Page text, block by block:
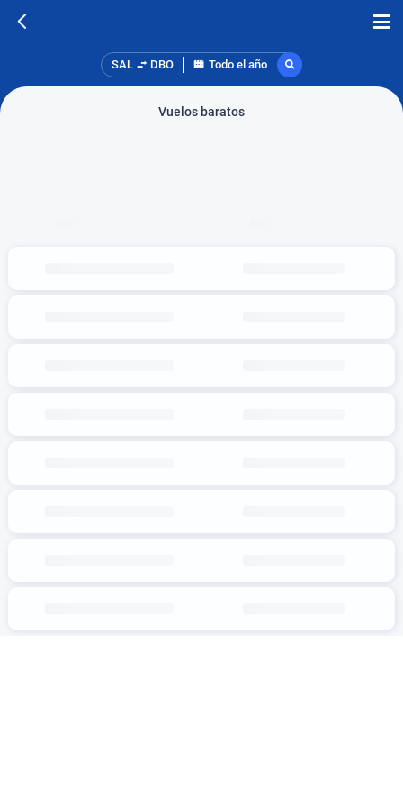
SAL DBO Todo el año
Vuelos baratos